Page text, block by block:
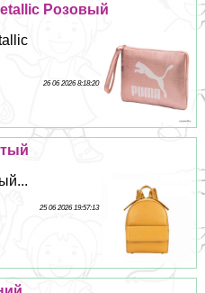
Розовый
26 06 2026 8:18:20
25 06 2026 19:57:13